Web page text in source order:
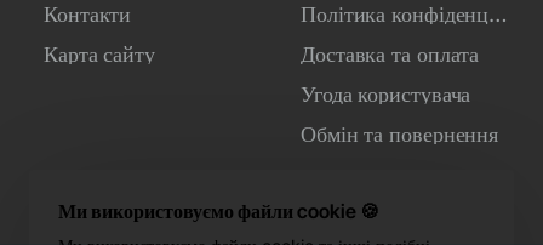
Ми використовуємо файли cookie 🍪
Контакти
Карта сайту
Політика конфіденційності
Доставка та оплата
Угода користувача
Обмін та повернення